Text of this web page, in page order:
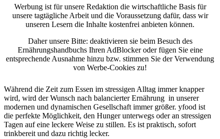
Werbung ist für unsere Redaktion die wirtschaftliche Basis für
unsere tagtägliche Arbeit und die Voraussetzung dafür, dass wir
unseren Lesern die Inhalte kostenfrei anbieten können.
Daher unsere Bitte: deaktivieren sie beim Besuch des
Ernährungshandbuchs Ihren AdBlocker oder fügen Sie eine
entsprechende Ausnahme hinzu bzw. stimmen Sie der Verwendung
von Werbe-Cookies zu!
Während die Zeit zum Essen im stressigen Alltag immer knapper
wird, wird der Wunsch nach balancierter Ernährung in unserer
modernen und dynamischen Gesellschaft immer größer. yfood ist
die perfekte Möglichkeit, den Hunger unterwegs oder an stressigen
Tagen auf eine leckere Weise zu stillen. Es ist praktisch, sofort
trinkbereit und dazu richtig lecker.